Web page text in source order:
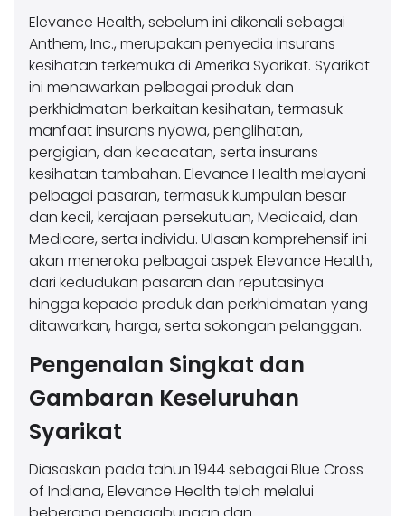
Elevance Health, sebelum ini dikenali sebagai
Anthem, Inc., merupakan penyedia insurans
kesihatan terkemuka di Amerika Syarikat. Syarikat
ini menawarkan pelbagai produk dan
perkhidmatan berkaitan kesihatan, termasuk
manfaat insurans nyawa, penglihatan,
pergigian, dan kecacatan, serta insurans
kesihatan tambahan. Elevance Health melayani
pelbagai pasaran, termasuk kumpulan besar
dan kecil, kerajaan persekutuan, Medicaid, dan
Medicare, serta individu. Ulasan komprehensif ini
akan meneroka pelbagai aspek Elevance Health,
dari kedudukan pasaran dan reputasinya
hingga kepada produk dan perkhidmatan yang
ditawarkan, harga, serta sokongan pelanggan.
Pengenalan Singkat dan
Gambaran Keseluruhan
Syarikat
Diasaskan pada tahun 1944 sebagai Blue Cross
of Indiana, Elevance Health telah melalui